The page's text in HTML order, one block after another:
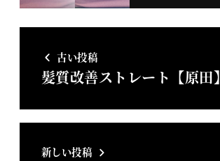
古い投稿
髪質改善ストレート【原田】
新しい投稿